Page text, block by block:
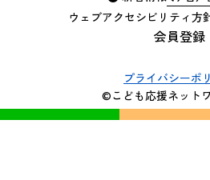
会員登録
ウェブアクセシビリティ方
プライバシーポ
©こども応援ネット